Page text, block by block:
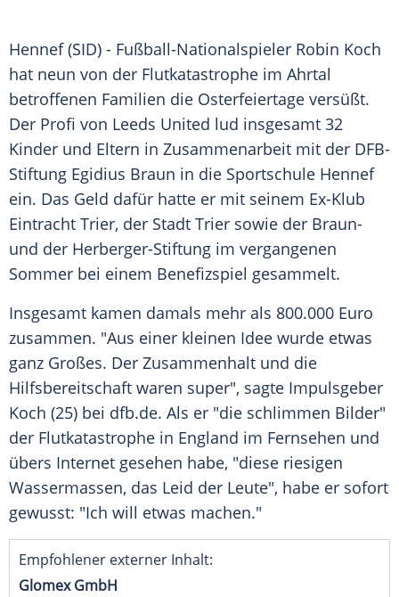
Hennef (SID) - Fußball-Nationalspieler Robin Koch
hat neun von der Flutkatastrophe im Ahrtal
betroffenen Familien die Osterfeiertage versüßt.
Der Profi von Leeds United lud insgesamt 32
Kinder und Eltern in Zusammenarbeit mit der DFB-
Stiftung Egidius Braun in die Sportschule Hennef
ein. Das Geld dafür hatte er mit seinem Ex-Klub
Eintracht Trier, der Stadt Trier sowie der Braun-
und der Herberger-Stiftung im vergangenen
Sommer bei einem Benefizspiel gesammelt.
Insgesamt kamen damals mehr als 800.000 Euro
zusammen. "Aus einer kleinen Idee wurde etwas
ganz Großes. Der Zusammenhalt und die
Hilfsbereitschaft waren super", sagte Impulsgeber
Koch (25) bei dfb.de. Als er "die schlimmen Bilder"
der Flutkatastrophe in England im Fernsehen und
übers Internet gesehen habe, "diese riesigen
Wassermassen, das Leid der Leute", habe er sofort
gewusst: "Ich will etwas machen."
Empfohlener externer Inhalt:
Glomex GmbH